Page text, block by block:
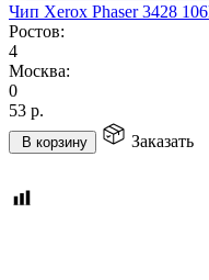
Чип Xerox Phaser 3428
Ростов:
4
Москва:
0
53 р.
В корзину Заказать